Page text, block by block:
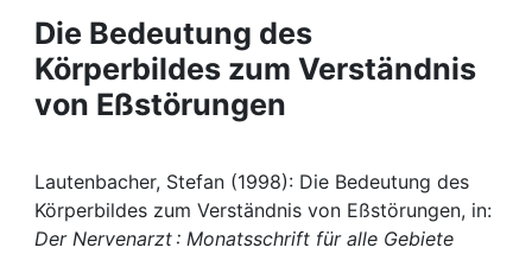
Projects
People
Awards
Die Bedeutung des
Körperbildes zum Verständnis
von Eßstörungen
Lautenbacher, Stefan (1998): Die Bedeutung des
Körperbildes zum Verständnis von Eßstörungen, in:
Der Nervenarzt : Monatsschrift für alle Gebiete